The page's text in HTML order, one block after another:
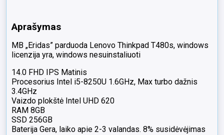
Aprašymas
MB „Eridas” parduoda Lenovo Thinkpad T480s, windows
licenzija yra, windows nesuinstaliuoti
14.0 FHD IPS Matinis
Procesorius Intel i5-8250U 1.6GHz, Max turbo dažnis
3.4GHz
Vaizdo plokštė Intel UHD 620
RAM 8GB
SSD 256GB
Baterija Gera, laiko apie 2-3 valandas. 8% susidėvėjimas